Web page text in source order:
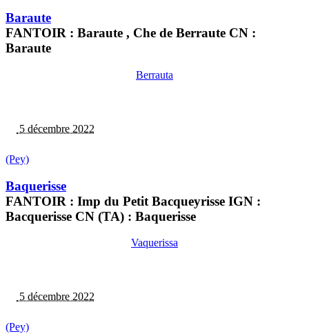
Baraute
FANTOIR : Baraute , Che de Berraute CN :
Baraute
Berrauta
5 décembre 2022
(Pey)
Baquerisse
FANTOIR : Imp du Petit Bacqueyrisse IGN :
Bacquerisse CN (TA) : Baquerisse
Vaquerissa
5 décembre 2022
(Pey)